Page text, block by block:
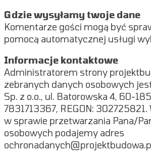
Gdzie wysyłamy twoje dane
Komentarze gości mogą być
pomocą automatycznej usługi
Informacje kontaktowe
Administratorem strony
zebranych danych osobowych
Sp. z o.o., ul. Batorowska 4, 60-
7831713367, REGON:
w sprawie przetwarzania Pana/
osobowych podajemy adres